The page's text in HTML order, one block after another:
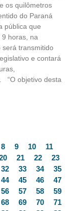
os quilômetros
do Paraná
pública que
horas, na
transmitido
e contará
“O objetivo desta
8 9 10
11
21 22
23
32 33 34
35
44 45 46
47
56 57 58
59
68 69 70
71